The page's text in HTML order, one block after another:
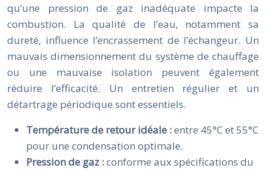
qu’une pression de gaz inadéquate impacte la
combustion. La qualité de l’eau, notamment sa
dureté, influence l’encrassement de l’échangeur. Un
mauvais dimensionnement du système de chauffage
ou une mauvaise isolation peuvent également
réduire l’efficacité. Un entretien régulier et un
détartrage périodique sont essentiels.
Température de retour idéale :entre 45°C et 55°C
pour une condensation optimale.
Pression de gaz :conforme aux spécifications du